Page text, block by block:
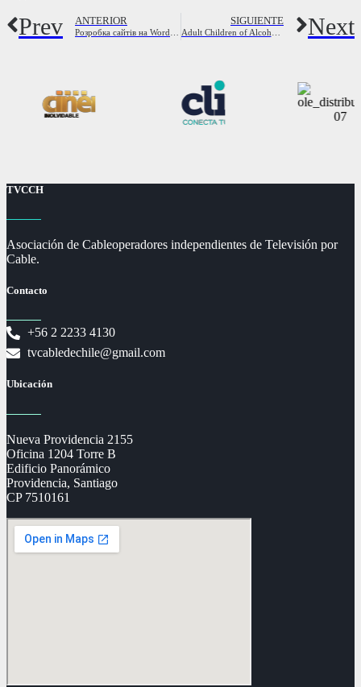
Prev ANTERIOR SIGUIENTE Next
TVCCH
Asociación de Cableoperadores independientes de Televisión por
Cable.
Contacto
+56 2 2233 4130
tvcabledechile@gmail.com
Ubicación
Nueva Providencia 2155
Oficina 1204 Torre B
Edificio Panorámico
Providencia, Santiago
CP 7510161